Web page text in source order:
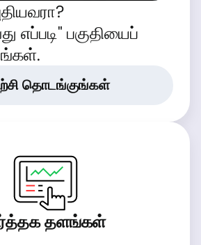
எப்படி" பகுதியைப்
தொடங்குங்கள்
தளங்கள்